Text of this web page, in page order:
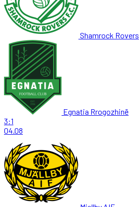
Shamrock Rovers
Egnatia Rrogozhinë
3:1
04.08